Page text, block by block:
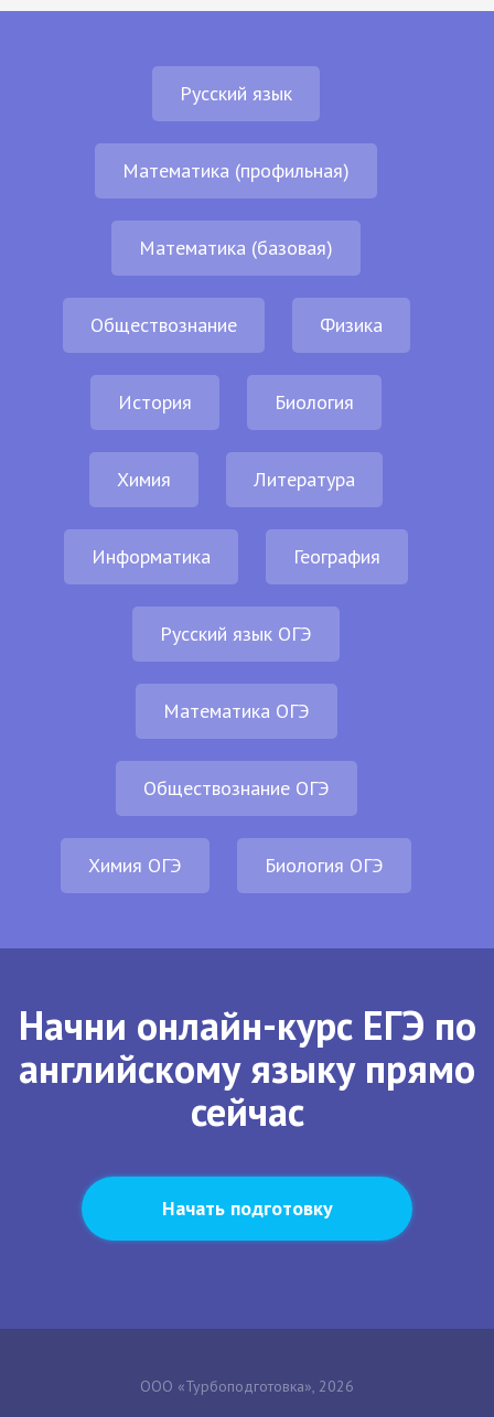
Русский язык
Математика (профильная)
Математика (базовая)
Обществознание Физика
История Биология
Химия Литература
Информатика География
Русский язык ОГЭ
Математика ОГЭ
Обществознание ОГЭ
Химия ОГЭ Биология ОГЭ
Начни онлайн-курс ЕГЭ по
английскому языку прямо
сейчас
Начать подготовку
ООО «Турбоподготовка», 2026